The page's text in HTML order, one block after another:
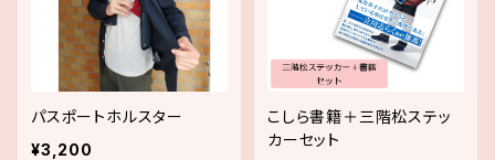
パスポートホルスター
¥3,200
こしら書籍＋三階松ステッ
カーセット